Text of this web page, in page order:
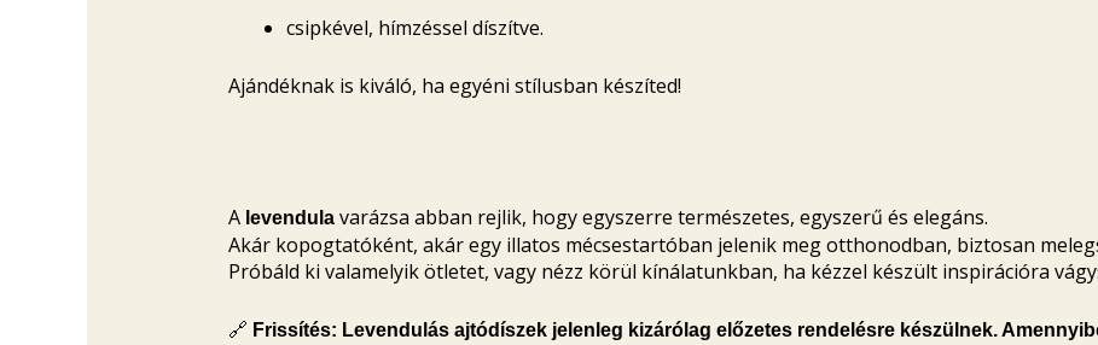
csipkével, hímzéssel díszítve.
Ajándéknak is kiváló, ha egyéni stílusban készíted!
A levendulavarázsa abban rejlik, hogy egyszerre természetes, egyszerű és elegáns.
Akár kopogtatóként, akár egy illatos mécsestartóban jelenik meg otthonodban, biztosan
Próbáld ki valamelyik ötletet, vagy nézz körül kínálatunkban, ha kézzel készült inspirációra
🔗 Frissítés: Levendulás ajtódíszek jelenleg kizárólag előzetes rendelésre készülnek.